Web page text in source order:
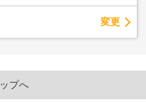
変更
プへ